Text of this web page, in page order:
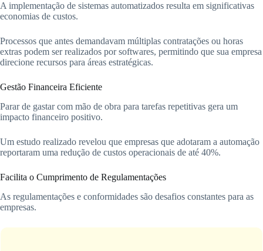
A implementação de sistemas automatizados resulta em significativas
economias de custos.
Processos que antes demandavam múltiplas contratações ou horas
extras podem ser realizados por softwares, permitindo que sua empresa
direcione recursos para áreas estratégicas.
Gestão Financeira Eficiente
Parar de gastar com mão de obra para tarefas repetitivas gera um
impacto financeiro positivo.
Um estudo realizado revelou que empresas que adotaram a automação
reportaram uma redução de custos operacionais de até 40%.
Facilita o Cumprimento de Regulamentações
As regulamentações e conformidades são desafios constantes para as
empresas.